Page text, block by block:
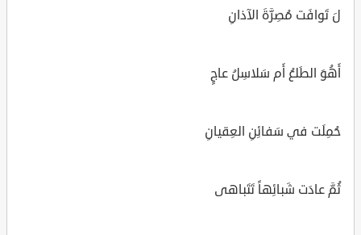
لَ تَوافَت مُصِرَّةَ الآذانِ
أَهُوَ الطَلعُ أَم سَلاسِلُ عاجٍ
حُمِلَت في سَفائِنِ العِقيانِ
ثُمَّ عادَت شَبائِهاً تَتَباهى